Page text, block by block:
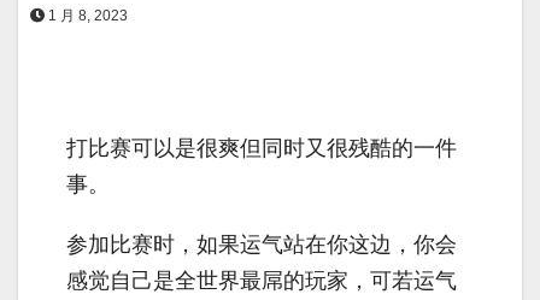
1 月 8, 2023
打比赛可以是很爽但同时又很残酷的一件
事。
参加比赛时，如果运气站在你这边，你会
感觉自己是全世界最屌的玩家，可若运气